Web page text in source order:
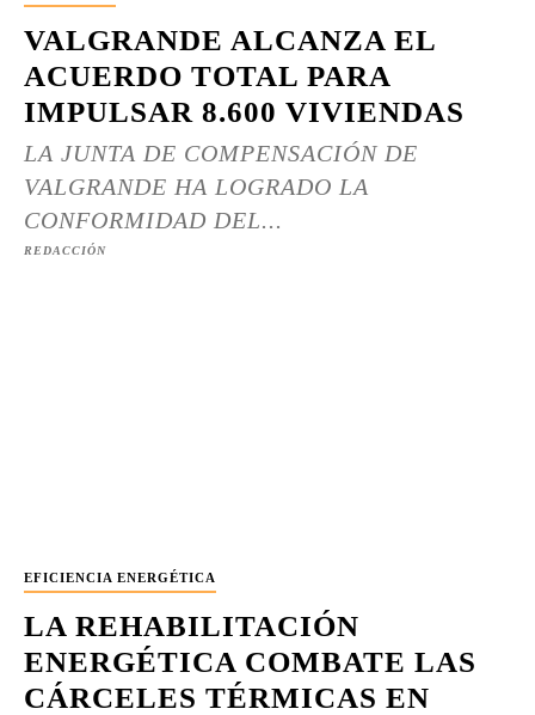
VALGRANDE ALCANZA EL
ACUERDO TOTAL PARA
IMPULSAR 8.600 VIVIENDAS
LA JUNTA DE COMPENSACIÓN DE
VALGRANDE HA LOGRADO LA
CONFORMIDAD DEL...
REDACCIÓN
EFICIENCIA ENERGÉTICA
LA REHABILITACIÓN
ENERGÉTICA COMBATE LAS
CÁRCELES TÉRMICAS EN